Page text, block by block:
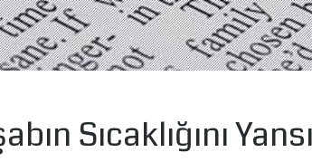
Sıcaklığını